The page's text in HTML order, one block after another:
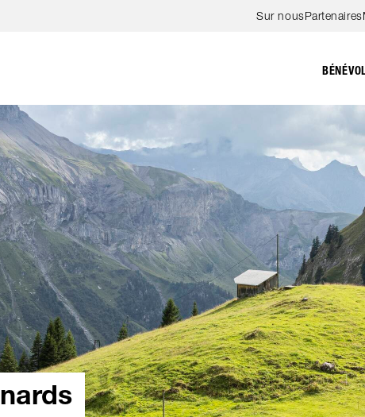
Aller au contenuSur nousPartenaires